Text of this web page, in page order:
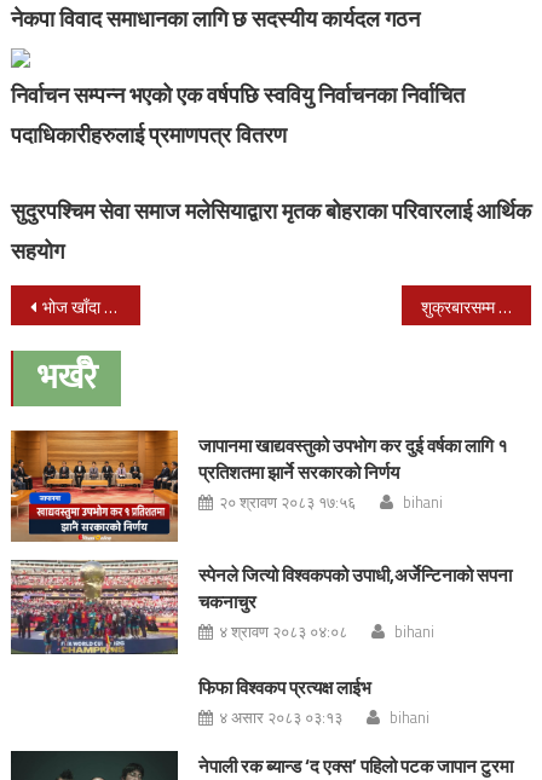
नेकपा विवाद समाधानका लागि छ सदस्यीय कार्यदल गठन
निर्वाचन सम्पन्न भएको एक वर्षपछि स्ववियु निर्वाचनका निर्वाचित
पदाधिकारीहरुलाई प्रमाणपत्र वितरण
सुदुरपश्चिम सेवा समाज मलेसियाद्वारा मृतक बोहराका परिवारलाई आर्थिक
सहयोग
Post
navigation
भोज खाँदा एउटै गाउँका ३५ भन्दा बढी बिरामी शुक्रबारसम्म तीन प्रदेशका उम्मेदवारको टुंगो लगाउने कांग्रेसको तयारी
भर्खरै
जापानमा खाद्यवस्तुको उपभोग कर दुई वर्षका लागि १
प्रतिशतमा झार्ने सरकारको निर्णय
२० श्रावण २०८३ १७:५६ bihani
स्पेनले जित्यो विश्वकपको उपाधी,अर्जेन्टिनाको सपना
चकनाचुर
४ श्रावण २०८३ ०४:०८ bihani
फिफा विश्वकप प्रत्यक्ष लाईभ
४ असार २०८३ ०३:१३ bihani
नेपाली रक ब्यान्ड ‘द एक्स’ पहिलो पटक जापान टुरमा